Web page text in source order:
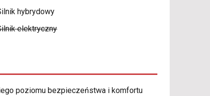
hybrydowy
elektryczny
poziomu bezpieczeństwa i komfortu